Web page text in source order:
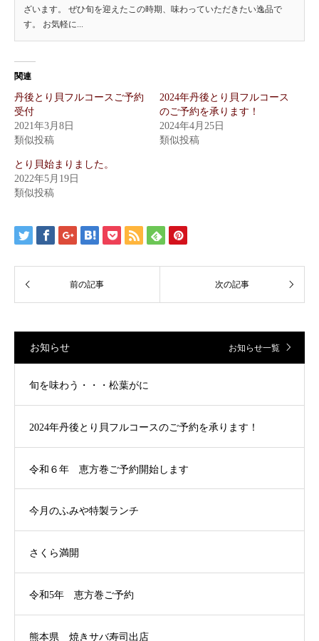
ざいます。 ぜひ旬を迎えたこの時期、味わっていただきたい逸品で
す。 お気軽に...
関連
丹後とり貝フルコースご予約
受付
2021年3月8日
類似投稿
2024年丹後とり貝フルコース
のご予約を承ります！
2024年4月25日
類似投稿
とり貝始まりました。
2022年5月19日
類似投稿
お知らせ お知らせ一覧
旬を味わう・・・松葉がに
2024年丹後とり貝フルコースのご予約を承ります！
令和６年 恵方巻ご予約開始します
今月のふみや特製ランチ
さくら満開
令和5年 恵方巻ご予約
熊本県 焼きサバ寿司出店